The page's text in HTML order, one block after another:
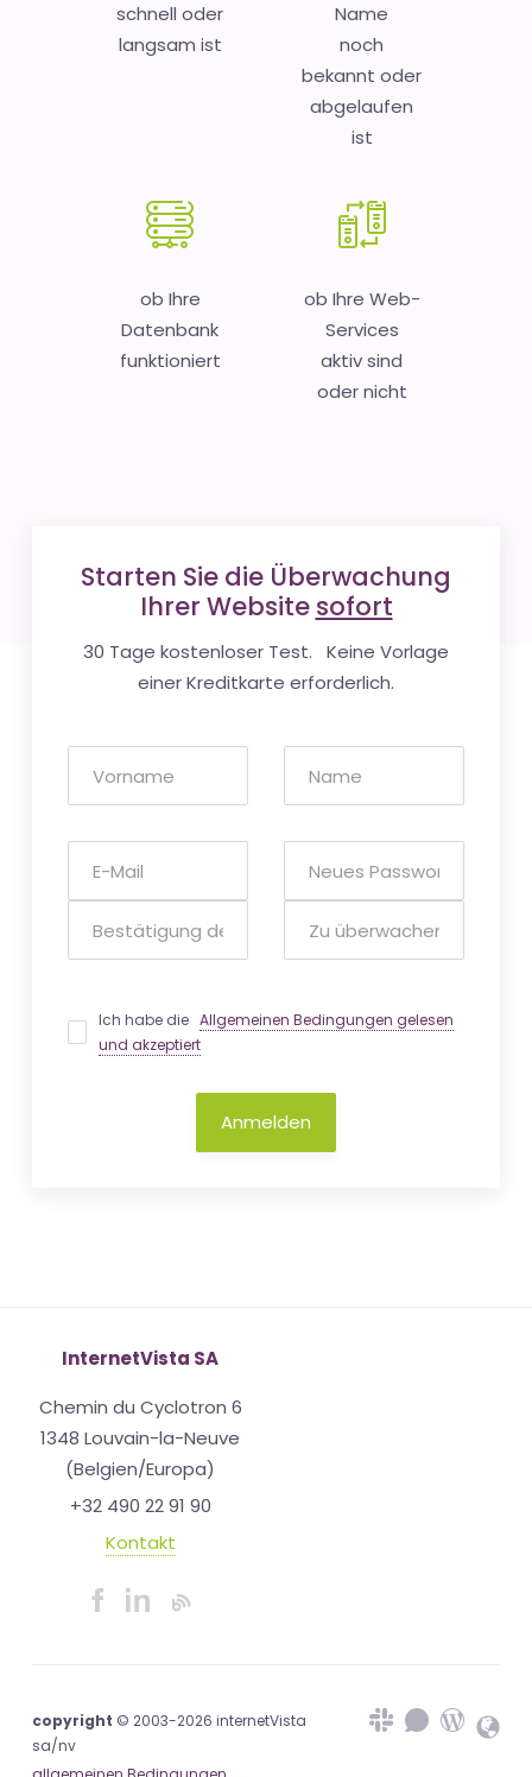
schnell oder
langsam ist
Name
noch
bekannt oder
abgelaufen
ist
ob Ihre
Datenbank
funktioniert
ob Ihre Web-
Services
aktiv sind
oder nicht
Starten Sie die Überwachung
Ihrer Website sofort
30 Tage kostenloser Test. Keine Vorlage
einer Kreditkarte erforderlich.
Ich habe dieAllgemeinen Bedingungen gelesen
und akzeptiert
Anmelden
InternetVista SA
Chemin du Cyclotron 6
1348 Louvain-la-Neuve
(Belgien/Europa)
+32 490 22 91 90
Kontakt
copyright © 2003-2026 internetVista
sa/nv